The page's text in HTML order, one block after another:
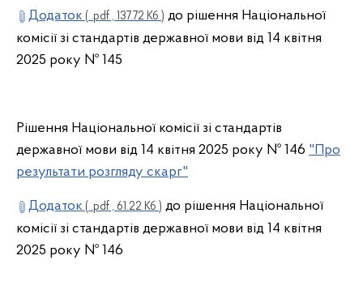
Додаток ( .pdf , 137.72 Кб ) до рішення Національної
комісії зі стандартів державної мови від 14 квітня
2025 року № 145
Рішення Національної комісії зі стандартів
державної мови від 14 квітня 2025 року № 146 "Про
результати розгляду скарг"
Додаток ( .pdf , 61.22 Кб ) до рішення Національної
комісії зі стандартів державної мови від 14 квітня
2025 року № 146